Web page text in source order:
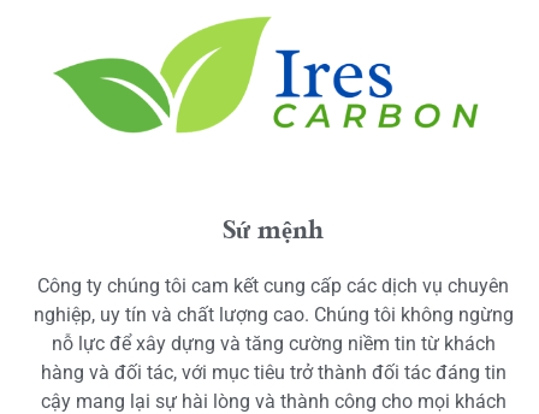
Sứ mệnh
Công ty chúng tôi cam kết cung cấp các dịch vụ chuyên
nghiệp, uy tín và chất lượng cao. Chúng tôi không ngừng
nỗ lực để xây dựng và tăng cường niềm tin từ khách
hàng và đối tác, với mục tiêu trở thành đối tác đáng tin
cậy mang lại sự hài lòng và thành công cho mọi khách